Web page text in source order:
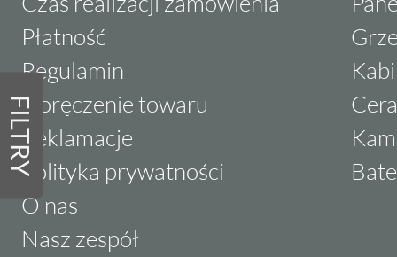
FILTRY
Płatność
Regulamin
Doręczenie towaru
Reklamacje
Polityka prywatności
O nas
Nasz zespół